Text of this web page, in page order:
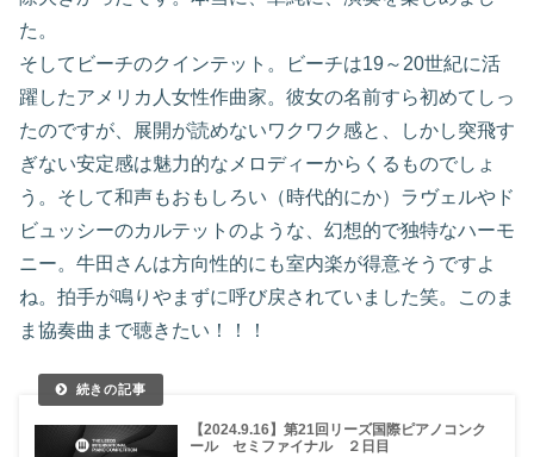
た。
そしてビーチのクインテット。ビーチは19～20世紀に活
躍したアメリカ人女性作曲家。彼女の名前すら初めてしっ
たのですが、展開が読めないワクワク感と、しかし突飛す
ぎない安定感は魅力的なメロディーからくるものでしょ
う。そして和声もおもしろい（時代的にか）ラヴェルやド
ビュッシーのカルテットのような、幻想的で独特なハーモ
ニー。牛田さんは方向性的にも室内楽が得意そうですよ
ね。拍手が鳴りやまずに呼び戻されていました笑。このま
ま協奏曲まで聴きたい！！！
【2024.9.16】第21回リーズ国際ピアノコンク
ール セミファイナル ２日目